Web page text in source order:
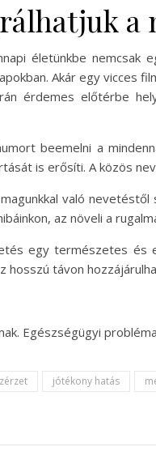
a
életünkbe nemcsak
Akár egy vicces
érdemes előtérbe
beemelni a
is erősíti. A közös
való
az növeli a
egy természetes és
távon
Egészségügyi
jótékony hatás